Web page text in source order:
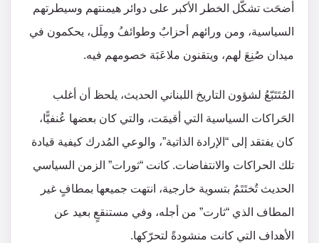
أضحَت تشكّل الخطر الأكبر على دوائر هيمنتهم وسيطرتهم
السياسية، ومن ورائهم أحزابٌ وطوائفُ ومِلَل، يحكمون في
ميدان صُنِعَ لهم، ويتقنون ملاعَبَة خصومهم فيه.
المُتَتَبّعُ لشؤون التاريخ اللبناني الحديث، يلحظ أن أغلب
الحَراكات السياسية التي أقيمَت، والتي كان بعضها عُنفيًّا،
كان يفتقد إلى “الإرادة الذاتية”، والوعي المُدرك كيفية قيادة
تلك الحراكات والانتفاضات. كانت “ثورات” الزمن السياسي
الحديث تُختَتَمُ بتسوية خارجية، انتهت جميعها بمطافٍ غير
المطاف الذي “ثارت” من أجله، وفي مستنقعٍ بعيد عن
الأهداف التي كانت منشودةً لتحرّكها.